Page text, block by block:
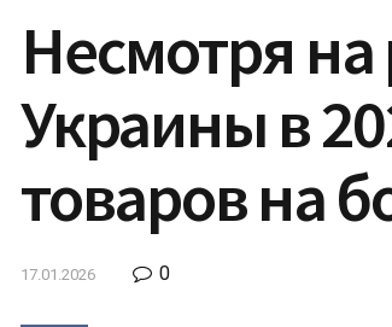
Несмотря
Украины в
товаров на
17.01.2026 0